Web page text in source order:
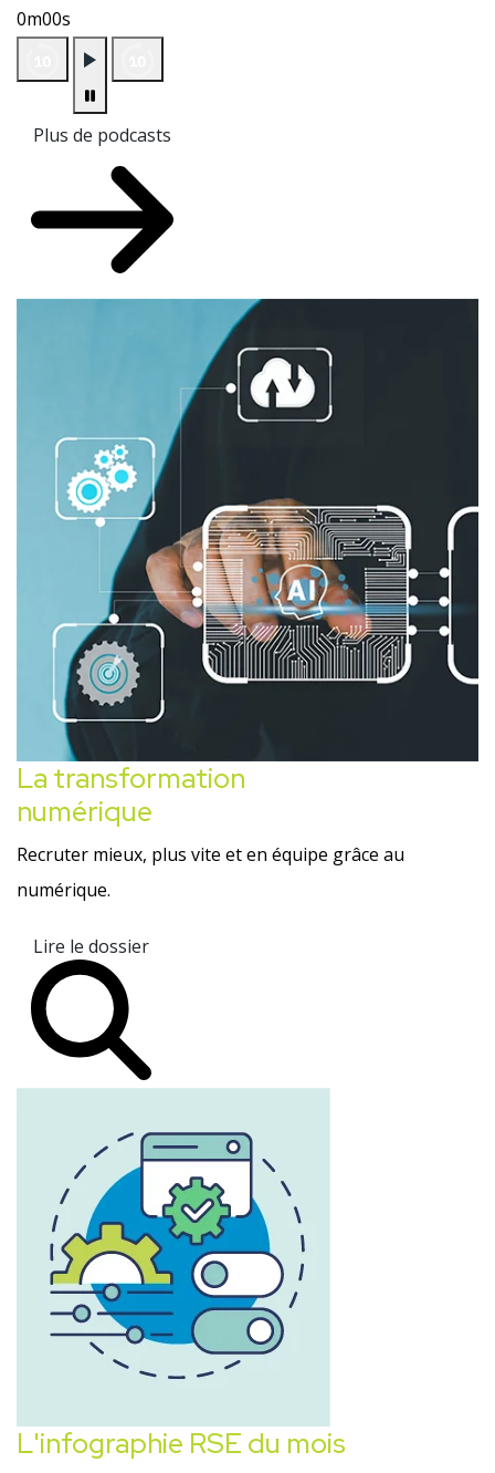
0m00s
Plus de podcasts
La transformation
numérique
Recruter mieux, plus vite et en équipe grâce au
numérique.
Lire le dossier
L'infographie RSE du mois